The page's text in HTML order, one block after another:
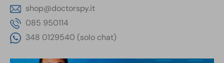
shop@doctorspy.it
085 950114
348 0129540 (solo chat)